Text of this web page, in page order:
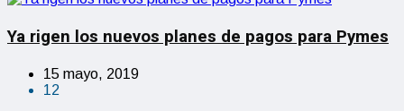
Ya rigen los nuevos planes de pagos para Pymes
15 mayo, 2019
12